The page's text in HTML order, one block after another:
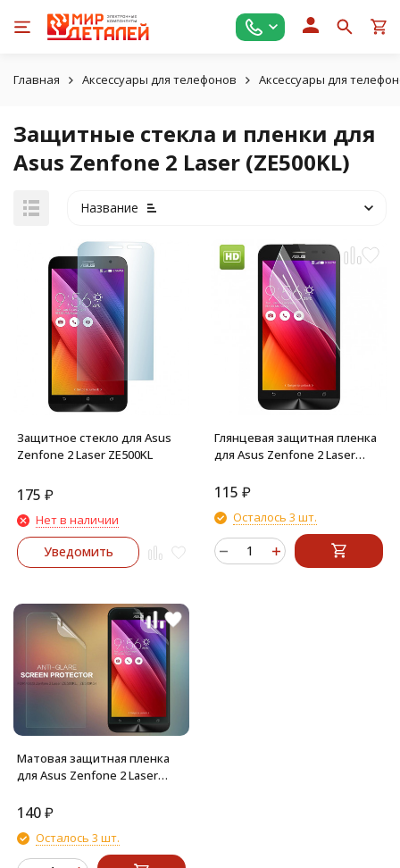
Главная Аксессуары для телефонов Аксессуары для
Защитные стекла и пленки для
Asus Zenfone 2 Laser (ZE500KL)
Название
Защитное стекло для Asus
Zenfone 2 Laser ZE500KL
175 ₽
Нет в наличии
Уведомить
Глянцевая защитная пленка
для Asus Zenfone 2 Laser
115 ₽
Осталось 3 шт.
Матовая защитная пленка
для Asus Zenfone 2 Laser
140₽
Осталось 3 шт.